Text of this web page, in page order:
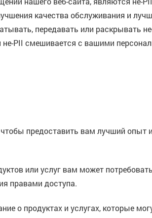
качества обслуживания и
передавать или раскрывать
не-PII смешивается с вашими
предоставить вам лучший
или услуг вам может
правами доступа.
о продуктах и услугах, которые